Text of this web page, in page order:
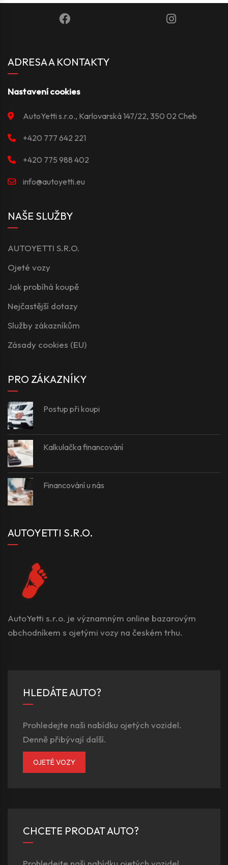
ADRESA A KONTAKTY
Nastavení cookies
AutoYetti s.r.o., Karlovarská 147/22, 350 02 Cheb
+420 777 642 221
+420 775 988 402
info@autoyetti.eu
NAŠE SLUŽBY
AUTOYETTI S.R.O.
Ojeté vozy
Jak probíhá koupě
Nejčastější dotazy
Služby zákazníkům
Zásady cookies (EU)
PRO ZÁKAZNÍKY
Postup při koupi
Kalkulačka financování
Financování u nás
AUTOYETTI S.R.O.
AutoYetti s.r.o. je významným online bazarovým
obchodníkem s ojetými vozy na českém trhu.
HLEDÁTE AUTO?
Prohledejte naši nabídku ojetých vozidel.
Denně přibývají další.
OJETÉ VOZY
CHCETE PRODAT AUTO?